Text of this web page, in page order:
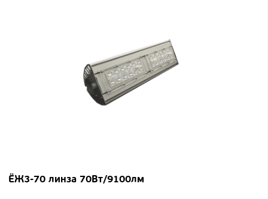
ЁЖ3-70 линза 70Вт/9100лм